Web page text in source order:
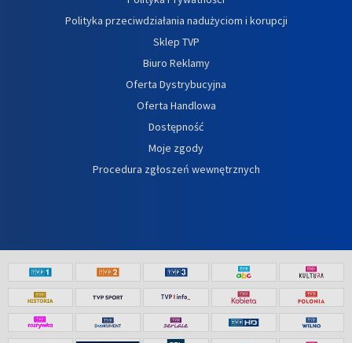
Polityka przeciwdziałania nadużyciom i korupcji
Sklep TVP
Biuro Reklamy
Oferta Dystrybucyjna
Oferta Handlowa
Dostępność
Moje zgody
Procedura zgłoszeń wewnętrznych